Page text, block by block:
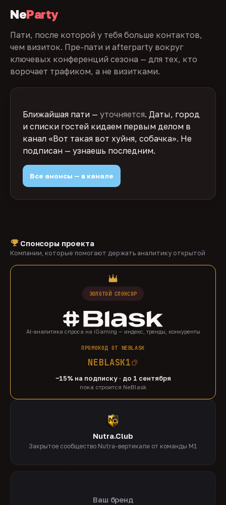
NeParty
Пати, после которой у тебя больше контактов,
чем визиток. Пре-пати и afterparty вокруг
ключевых конференций сезона — для тех, кто
ворочает трафиком, а не визитками.
Ближайшая пати — уточняется. Даты, город
и списки гостей кидаем первым делом в
канал «Вот такая вот хуйня, собачка». Не
подписан — узнаешь последним.
Все анонсы — в канале
Спонсоры проекта
Компании, которые помогают держать аналитику открытой
ЗОЛОТОЙ СПОНСОР
AI-аналитика спроса на iGaming — индекс, тренды, конкуренты
ПРОМОКОД ОТ NEBLASK
NEBLASK1
−15% на подписку · до 1 сентября
пока строится NeBlask
Nutra.Club
Закрытое сообщество Nutra-вертикали от команды M1
Ваш бренд